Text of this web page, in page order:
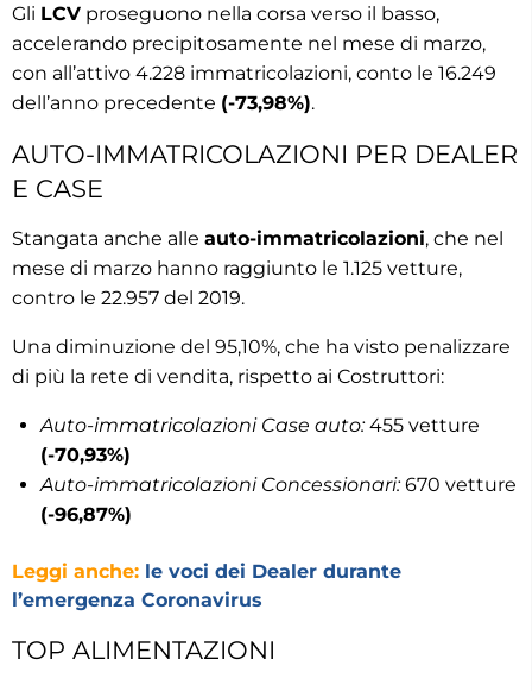
Gli LCV proseguono nella corsa verso il basso,
accelerando precipitosamente nel mese di marzo,
con all’attivo 4.228 immatricolazioni, conto le 16.249
dell’anno precedente (-73,98%).
AUTO-IMMATRICOLAZIONI PER DEALER
E CASE
Stangata anche alle auto-immatricolazioni, che nel
mese di marzo hanno raggiunto le 1.125 vetture,
contro le 22.957 del 2019.
Una diminuzione del 95,10%, che ha visto penalizzare
di più la rete di vendita, rispetto ai Costruttori:
Auto-immatricolazioni Case auto:455 vetture
(-70,93%)
Auto-immatricolazioni Concessionari:670 vetture
(-96,87%)
Leggi anche: le voci dei Dealer durante
l’emergenza Coronavirus
TOP ALIMENTAZIONI